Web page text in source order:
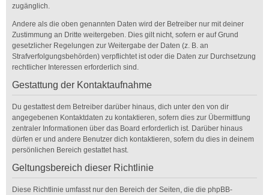
zugänglich.
Andere als die oben genannten Daten wird der Betreiber nur mit deiner
Zustimmung an Dritte weitergeben. Dies gilt nicht, sofern er auf Grund
gesetzlicher Regelungen zur Weitergabe der Daten (z. B. an
Strafverfolgungsbehörden) verpflichtet ist oder die Daten zur Durchsetzung
rechtlicher Interessen erforderlich sind.
Gestattung der Kontaktaufnahme
Du gestattest dem Betreiber darüber hinaus, dich unter den von dir
angegebenen Kontaktdaten zu kontaktieren, sofern dies zur Übermittlung
zentraler Informationen über das Board erforderlich ist. Darüber hinaus
dürfen er und andere Benutzer dich kontaktieren, sofern du dies in deinem
persönlichen Bereich gestattet hast.
Geltungsbereich dieser Richtlinie
Diese Richtlinie umfasst nur den Bereich der Seiten, die die phpBB-